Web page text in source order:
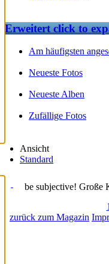
Erweitertclick to
Am häufigsten
Neueste Fotos
Neueste Alben
Zufällige Fotos
Ansicht
Standard
be subjective! Große
zurück zum Magazin